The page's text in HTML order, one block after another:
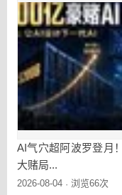
AI气穴超阿波罗登月
大赌局...
2026-08-04 · 浏览66次